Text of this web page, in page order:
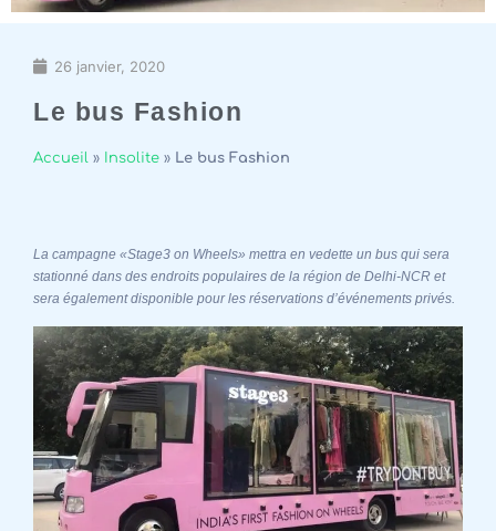
26 janvier, 2020
Le bus Fashion
Accueil » Insolite » Le bus Fashion
La campagne «Stage3 on Wheels» mettra en vedette un bus qui sera
stationné dans des endroits populaires de la région de Delhi-NCR et
sera également disponible pour les réservations d’événements privés.